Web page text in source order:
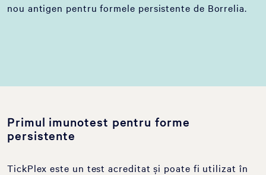
nou antigen pentru formele persistente de Borrelia.
Primul imunotest pentru forme
persistente
TickPlex este un test acreditat și poate fi utilizat în